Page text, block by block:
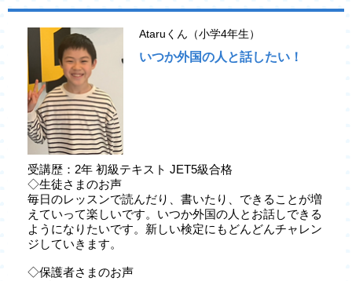
Ataruくん（小学4年生）
いつか外国の人と話したい！
受講歴：2年 初級テキスト JET5級合格
◇生徒さまのお声
毎日のレッスンで読んだり、書いたり、できることが増
えていって楽しいです。いつか外国の人とお話しできる
ようになりたいです。新しい検定にもどんどんチャレン
ジしていきます。
◇保護者さまのお声